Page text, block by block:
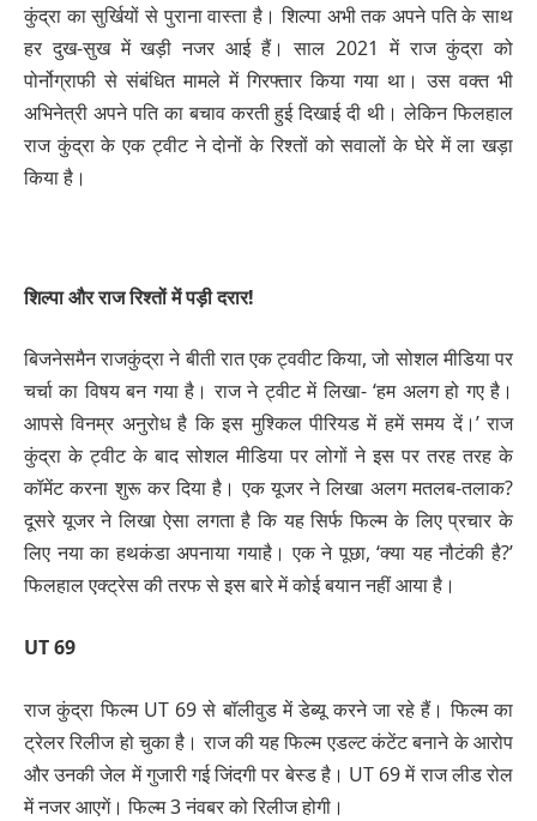
कुंद्रा का सुर्खियों से पुराना वास्ता है। शिल्पा अभी तक अपने पति के साथ
हर दुख-सुख में खड़ी नजर आई हैं। साल 2021 में राज कुंद्रा को
पोर्नोग्राफी से संबंधित मामले में गिरफ्तार किया गया था। उस वक्त भी
अभिनेत्री अपने पति का बचाव करती हुई दिखाई दी थी। लेकिन फिलहाल
राज कुंद्रा के एक ट्वीट ने दोनों के रिश्तों को सवालों के घेरे में ला खड़ा
किया है।
शिल्पा और राज रिश्तों में पड़ी दरार!
बिजनेसमैन राजकुंद्रा ने बीती रात एक ट्ववीट किया, जो सोशल मीडिया पर
चर्चा का विषय बन गया है। राज ने ट्वीट में लिखा- ‘हम अलग हो गए है।
आपसे विनम्र अनुरोध है कि इस मुश्किल पीरियड में हमें समय दें।’ राज
कुंद्रा के ट्वीट के बाद सोशल मीडिया पर लोगों ने इस पर तरह तरह के
कॉमेंट करना शुरू कर दिया है। एक यूजर ने लिखा अलग मतलब-तलाक?
दूसरे यूजर ने लिखा ऐसा लगता है कि यह सिर्फ फिल्म के लिए प्रचार के
लिए नया का हथकंडा अपनाया गयाहै। एक ने पूछा, ‘क्या यह नौटंकी है?’
फिलहाल एक्ट्रेस की तरफ से इस बारे में कोई बयान नहीं आया है।
UT 69
राज कुंद्रा फिल्म UT 69 से बॉलीवुड में डेब्यू करने जा रहे हैं। फिल्म का
ट्रेलर रिलीज हो चुका है। राज की यह फिल्म एडल्ट कंटेंट बनाने के आरोप
और उनकी जेल में गुजारी गई जिंदगी पर बेस्ड है। UT 69 में राज लीड रोल
में नजर आएगें। फिल्म 3 नंवबर को रिलीज होगी।